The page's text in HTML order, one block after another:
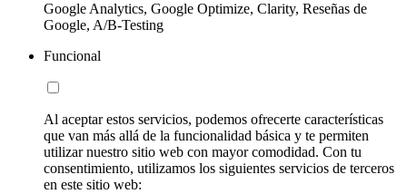
Google Analytics, Google Optimize, Clarity, Reseñas de
Google, A/B-Testing
Funcional
Al aceptar estos servicios, podemos ofrecerte características
que van más allá de la funcionalidad básica y te permiten
utilizar nuestro sitio web con mayor comodidad. Con tu
consentimiento, utilizamos los siguientes servicios de terceros
en este sitio web: